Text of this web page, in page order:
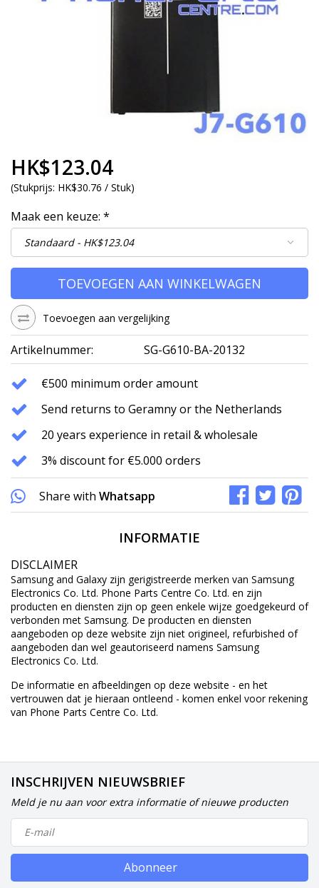
HK$123.04
(Stukprijs: HK$30.76 / Stuk)
Maak een keuze: *
TOEVOEGEN AAN WINKELWAGEN
Toevoegen aan vergelijking
Artikelnummer: SG-G610-BA-20132
€500 minimum order amount
Send returns to Geramny or the Netherlands
20 years experience in retail & wholesale
3% discount for €5.000 orders
Share with Whatsapp
INFORMATIE
DISCLAIMER
Samsung and Galaxy zijn gerigistreerde merken van Samsung
Electronics Co. Ltd. Phone Parts Centre Co. Ltd. en zijn
producten en diensten zijn op geen enkele wijze goedgekeurd of
verbonden met Samsung. De producten en diensten
aangeboden op deze website zijn niet origineel, refurbished of
aangeboden dan wel geautoriseerd namens Samsung
Electronics Co. Ltd.
De informatie en afbeeldingen op deze website - en het
vertrouwen dat je hieraan ontleend - komen enkel voor rekening
van Phone Parts Centre Co. Ltd.
INSCHRIJVEN NIEUWSBRIEF
Meld je nu aan voor extra informatie of nieuwe producten
Abonneer